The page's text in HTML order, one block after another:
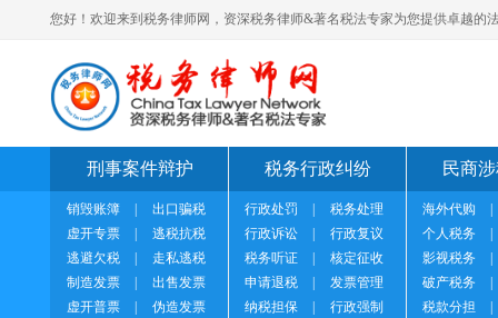
您好！欢迎来到税务律师网，资深税务律师&著名税法专家为您提供卓越的
刑事案件辩护
销毁账簿
出口骗税
虚开专票
逃税抗税
逃避欠税
走私逃税
制造发票
出售发票
虚开普票
伪造发票
税务行政纠纷
行政处罚
税务处理
行政诉讼
行政复议
税务听证
核定征收
申请退税
发票管理
纳税担保
行政强制
民商
海外代购
个人税务
影视税务
破产税务
税款分担